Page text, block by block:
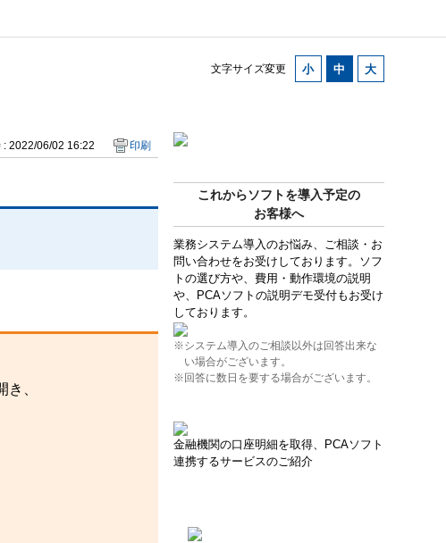
文字サイズ変更
これからソフトを導入予定の
お客様へ
業務システム導入のお悩み、ご相談・お
問い合わせをお受けしております。ソフ
トの選び方や、費用・動作環境の説明
や、PCAソフトの説明デモ受付もお受け
しております。
※システム導入のご相談以外は回答出来な
い場合がございます。
※回答に数日を要する場合がございます。
金融機関の口座明細を取得、PCAソフト
連携するサービスのご紹介
: 2022/06/02 16:22 印刷
、